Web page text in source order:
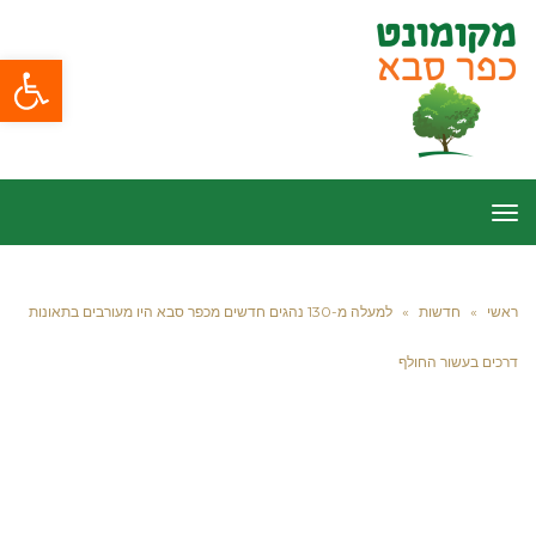
פתח
תפריט
ראשי » חדשות » למעלה מ-130 נהגים חדשים מכפר סבא היו מעורבים בתאונות
דרכים בעשור החולף